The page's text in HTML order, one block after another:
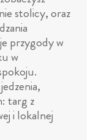
stolicy, oraz
przygody w
w
targ z
i lokalnej